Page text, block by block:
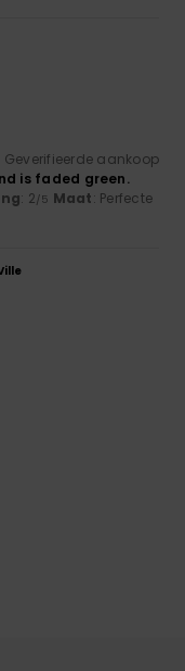
Geverifieerde aankoop
is faded green.
: 2/5 Maat: Perfecte